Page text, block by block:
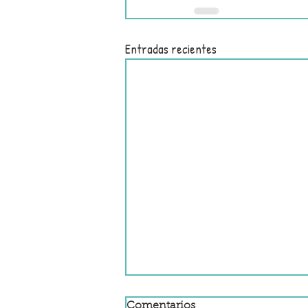
Entradas recientes
Comentarios